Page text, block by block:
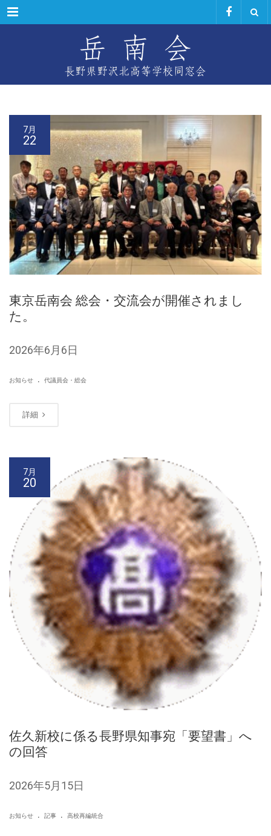
Menu
7月
22
東京岳南会 総会・交流会が開催されまし
た。
2026年6月6日
お知らせ . 代議員会・総会
詳細
7月
20
佐久新校に係る長野県知事宛「要望書」へ
の回答
2026年5月15日
お知らせ . 記事 . 高校再編統合